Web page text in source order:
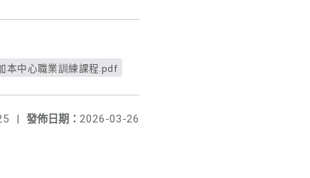
本中心職業訓練課程.pdf
發佈日期： 2026-03-26
|